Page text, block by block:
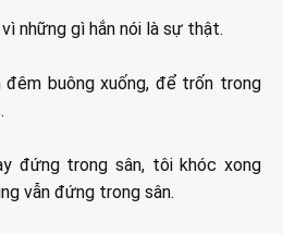
những gì hắn nói là sự thật.
buông xuống, để trốn trong
đứng trong sân, tôi khóc xong
vẫn đứng trong sân.